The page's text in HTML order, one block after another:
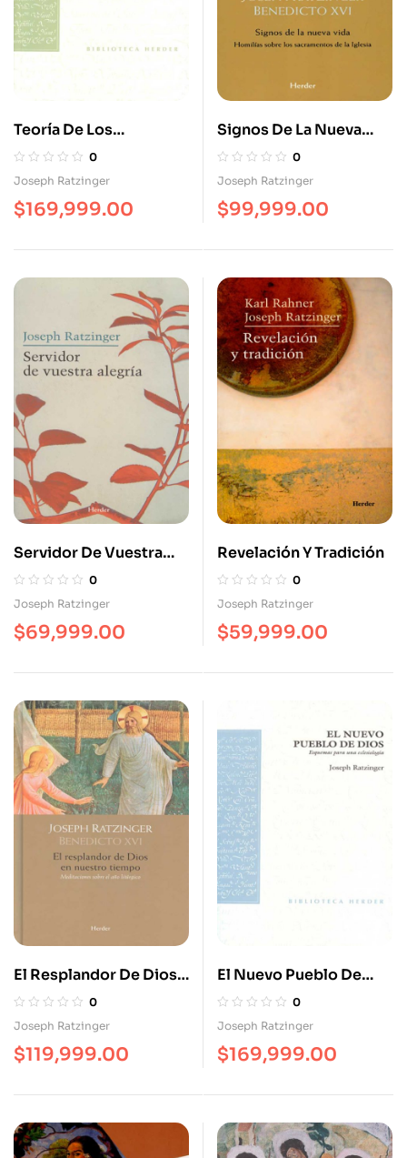
Teoría De Los
Principios Teológicos
0
Joseph Ratzinger
$169,999.00
Signos De La Nueva
Vida. Homilías Sobre
Los Sacramentos De La
Iglesia
0
Joseph Ratzinger
$99,999.00
Servidor De Vuestra
Alegría
0
Joseph Ratzinger
$69,999.00
Revelación Y Tradición
0
Joseph Ratzinger
$59,999.00
El Resplandor De Dios
En Nuestro Tiempo.
Meditaciones Sobre El
0
Joseph Ratzinger
$119,999.00
El Nuevo Pueblo De
Dios
0
Joseph Ratzinger
$169,999.00